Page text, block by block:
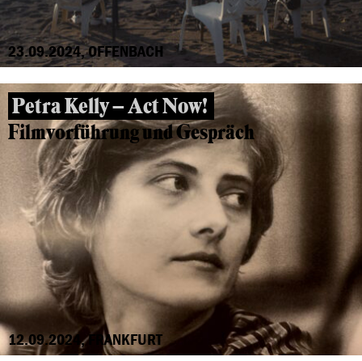
23.09.2024, OFFENBACH
Petra Kelly – Act Now!
Filmvorführung und Gespräch
12.09.2024, FRANKFURT